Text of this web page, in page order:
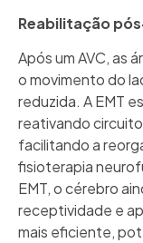
Reabilitação
Após um AVC, as
o movimento do
reduzida. A EMT
reativando
facilitando a
fisioterapia
EMT, o cérebro
receptividade e
mais eficiente,